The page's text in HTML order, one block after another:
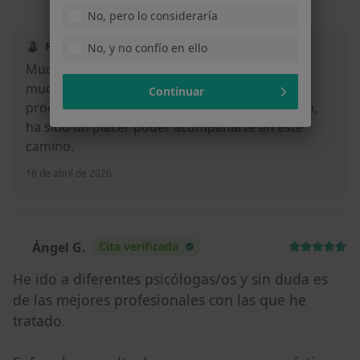
Patricia Contreras Ortiz
Muchas gracias por las palabras! Me alegra
mucho saber que te has sentido así durante el
proceso. Gracias por tu confianza e implicación,
ha sido un placer poder acompañarte en este
camino.
16 de abril de 2026
Ángel G. Cita verificada
He ido a diferentes psicólogas/os y sin duda es
de las mejores profesionales con las que he
tratado.
No, pero lo consideraría
No, y no confío en ello
Continuar